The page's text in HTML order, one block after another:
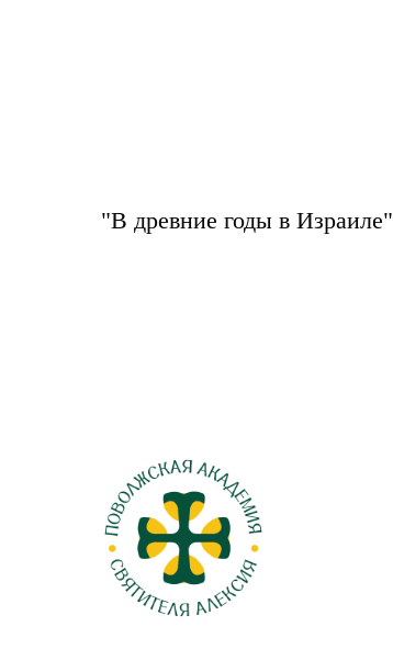
"В древние годы в Израиле"